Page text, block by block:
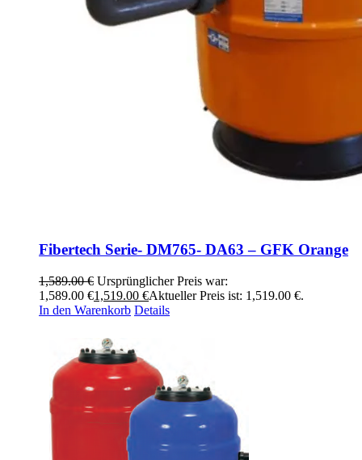
Fibertech Serie- DM765- DA63 – GFK Orange
1,589.00€ Ursprünglicher Preis war:
1,589.00 €1,519.00 €Aktueller Preis ist: 1,519.00 €.
In den Warenkorb Details